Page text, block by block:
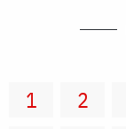
1 2